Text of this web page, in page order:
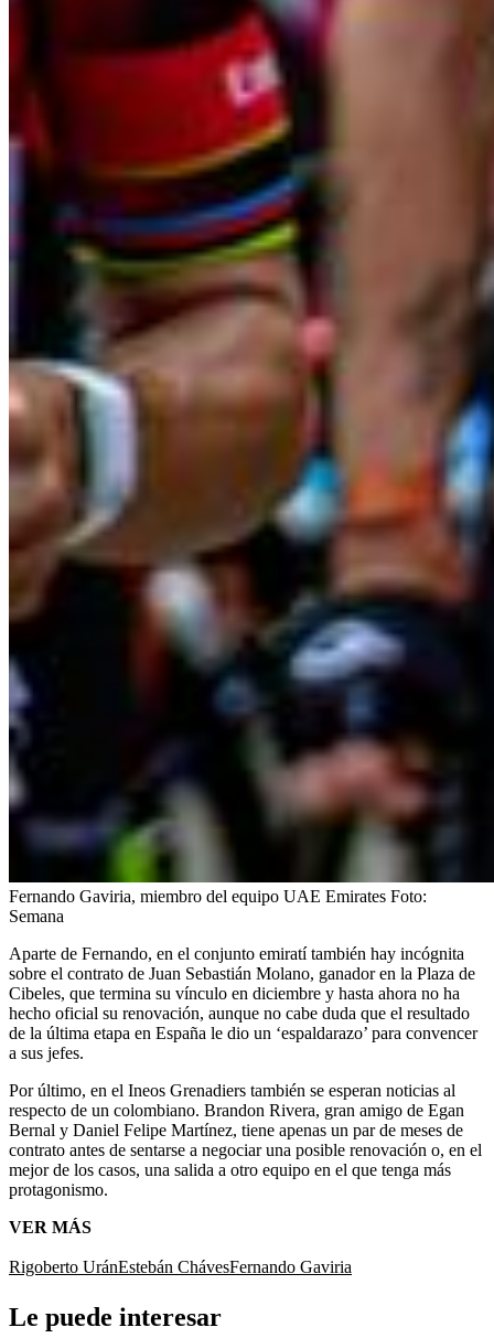
Fernando Gaviria, miembro del equipo UAE Emirates Foto:
Semana
Aparte de Fernando, en el conjunto emiratí también hay incógnita
sobre el contrato de Juan Sebastián Molano, ganador en la Plaza de
Cibeles, que termina su vínculo en diciembre y hasta ahora no ha
hecho oficial su renovación, aunque no cabe duda que el resultado
de la última etapa en España le dio un ‘espaldarazo’ para convencer
a sus jefes.
Por último, en el Ineos Grenadiers también se esperan noticias al
respecto de un colombiano. Brandon Rivera, gran amigo de Egan
Bernal y Daniel Felipe Martínez, tiene apenas un par de meses de
contrato antes de sentarse a negociar una posible renovación o, en el
mejor de los casos, una salida a otro equipo en el que tenga más
protagonismo.
VER MÁS
Rigoberto UránEstebán ChávesFernando Gaviria
Le puede interesar